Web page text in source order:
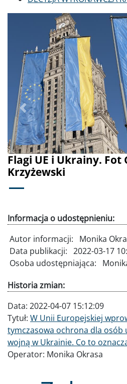
Flagi UE i Ukrainy. Fot
Krzyżewski
Poprzednie
Informacja o udostępnieniu:
Autor informacji:
Monika
Data publikacji: 2022-03-17
Osoba udostępniająca:
Historia zmian:
Data: 2022-04-07 15:12:09
Tytuł: W Unii Europejskiej
tymczasowa ochrona dla osób
wojną w Ukrainie. Co to
Operator: Monika Okrasa